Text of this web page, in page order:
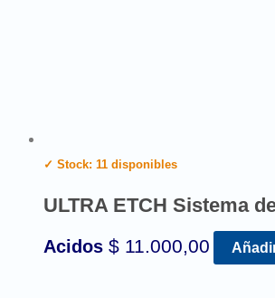
✓ Stock: 11 disponibles
ULTRA ETCH Sistema
Acidos $ 11.000,00